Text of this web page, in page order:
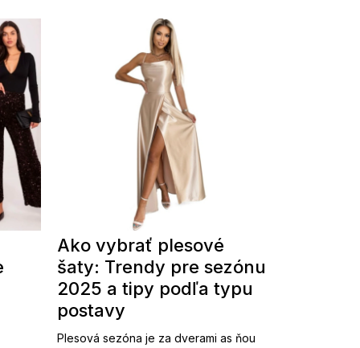
Ako vybrať plesové
šaty: Trendy pre sezónu
2025 a tipy podľa typu
postavy
Plesová sezóna je za dverami as ňou